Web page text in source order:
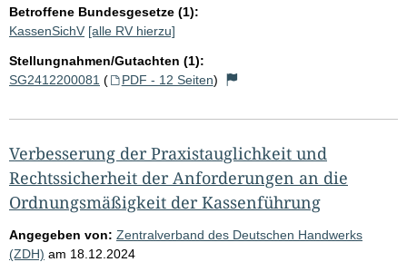
i
t
e
Betroffene Bundesgesetze (1):
KassenSichV [alle RV hierzu]
Stellungnahmen/Gutachten (1):
SG2412200081 ( PDF - 12 Seiten)
Verbesserung der Praxistauglichkeit und
Rechtssicherheit der Anforderungen an die
Ordnungsmäßigkeit der Kassenführung
Angegeben von: Zentralverband des Deutschen Handwerks
(ZDH) am 18.12.2024